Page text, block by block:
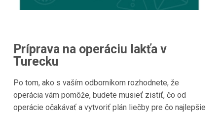
Príprava na operáciu lakťa v
Turecku
Po tom, ako s vaším odborníkom rozhodnete, že
operácia vám pomôže, budete musieť zistiť, čo od
operácie očakávať a vytvoriť plán liečby pre čo najlepšie